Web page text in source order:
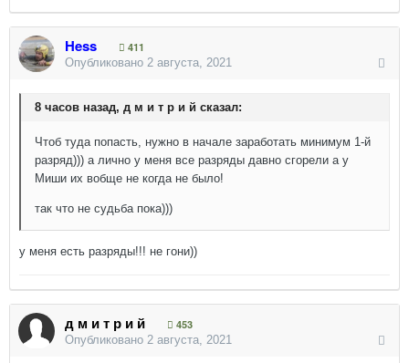
Hess
411
Опубликовано 2 августа, 2021
8 часов назад, д м и т р и й сказал:
Чтоб туда попасть, нужно в начале заработать минимум 1-й
разряд))) а лично у меня все разряды давно сгорели а у
Миши их вобще не когда не было!
так что не судьба пока)))
у меня есть разряды!!! не гони))
д м и т р и й
453
Опубликовано 2 августа, 2021